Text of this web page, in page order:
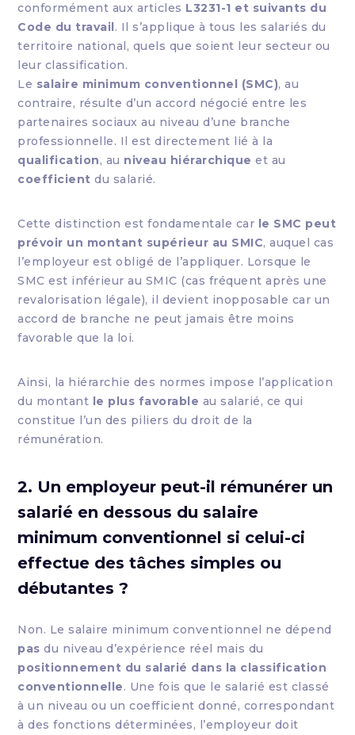
conformément aux articles L3231-1 et suivants du
Code du travail. Il s’applique à tous les salariés du
territoire national, quels que soient leur secteur ou
leur classification.
Le salaire minimum conventionnel (SMC), au
contraire, résulte d’un accord négocié entre les
partenaires sociaux au niveau d’une branche
professionnelle. Il est directement lié à la
qualification, au niveau hiérarchique et au
coefficient du salarié.
Cette distinction est fondamentale car le SMC peut
prévoir un montant supérieur au SMIC, auquel cas
l’employeur est obligé de l’appliquer. Lorsque le
SMC est inférieur au SMIC (cas fréquent après une
revalorisation légale), il devient inopposable car un
accord de branche ne peut jamais être moins
favorable que la loi.
Ainsi, la hiérarchie des normes impose l’application
du montant le plus favorable au salarié, ce qui
constitue l’un des piliers du droit de la
rémunération.
2. Un employeur peut-il rémunérer un
salarié en dessous du salaire
minimum conventionnel si celui-ci
effectue des tâches simples ou
débutantes ?
Non. Le salaire minimum conventionnel ne dépend
pas du niveau d’expérience réel mais du
positionnement du salarié dans la classification
conventionnelle. Une fois que le salarié est classé
à un niveau ou un coefficient donné, correspondant
à des fonctions déterminées, l’employeur doit